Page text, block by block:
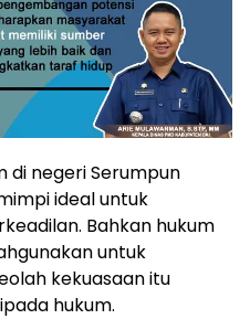
di negeri Serumpun
ideal untuk
Bahkan hukum
untuk
kekuasaan itu
hukum.